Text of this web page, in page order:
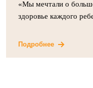
«Мы мечтали о
здоровье каждого
Подробнее